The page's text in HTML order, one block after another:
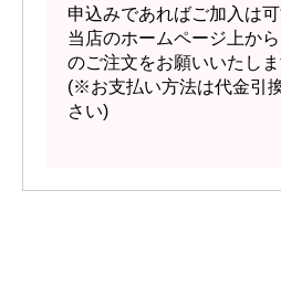
申込みであればご加入は可
当店のホームページ上か
のご注文をお願いいたしま
(※お支払い方法は代金引
さい)